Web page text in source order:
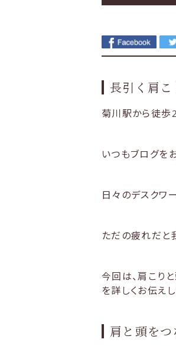
長引く肩
菊川駅から徒歩
いつもブログを
日々のデスクワ
ただの疲れだと
今回は、肩こり
を詳しくお伝えし
肩と頭を